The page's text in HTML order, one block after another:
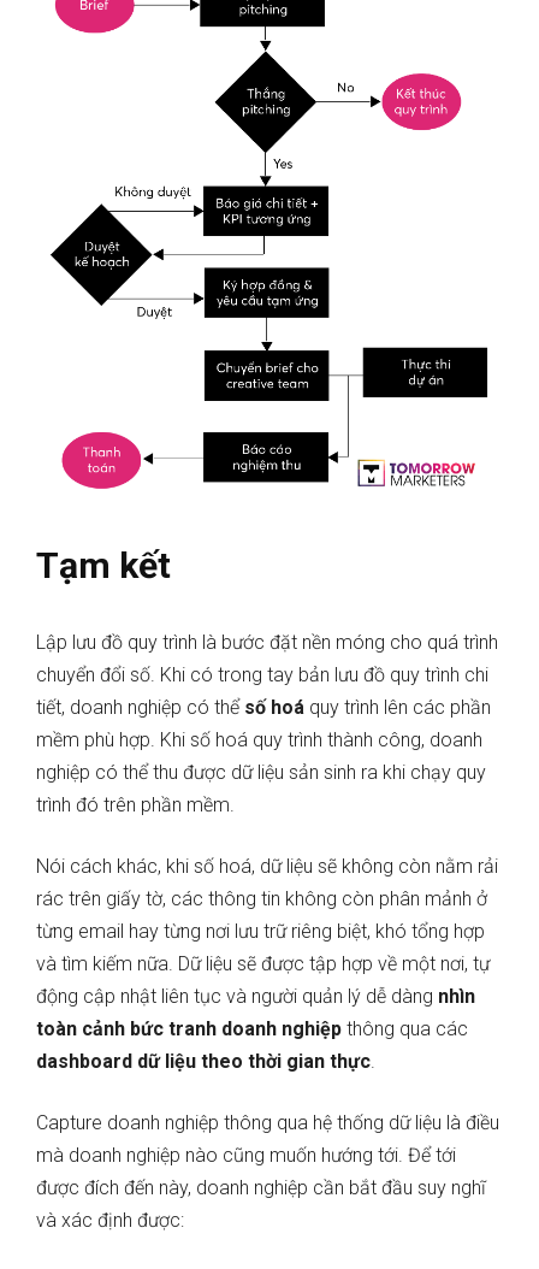
Tạm kết
Lập lưu đồ quy trình là bước đặt nền móng cho quá trình
chuyển đổi số. Khi có trong tay bản lưu đồ quy trình chi
tiết, doanh nghiệp có thểsố hoá quy trình lên các phần
mềm phù hợp. Khi số hoá quy trình thành công, doanh
nghiệp có thể thu được dữ liệu sản sinh ra khi chạy quy
trình đó trên phần mềm.
Nói cách khác, khi số hoá, dữ liệu sẽ không còn nằm rải
rác trên giấy tờ, các thông tin không còn phân mảnh ở
từng email hay từng nơi lưu trữ riêng biệt, khó tổng hợp
và tìm kiếm nữa. Dữ liệu sẽ được tập hợp về một nơi, tự
động cập nhật liên tục và người quản lý dễ dàng nhìn
toàn cảnh bức tranh doanh nghiệp thông qua các
dashboard dữ liệu theo thời gian thực.
Capture doanh nghiệp thông qua hệ thống dữ liệu là điều
mà doanh nghiệp nào cũng muốn hướng tới. Để tới
được đích đến này, doanh nghiệp cần bắt đầu suy nghĩ
và xác định được: